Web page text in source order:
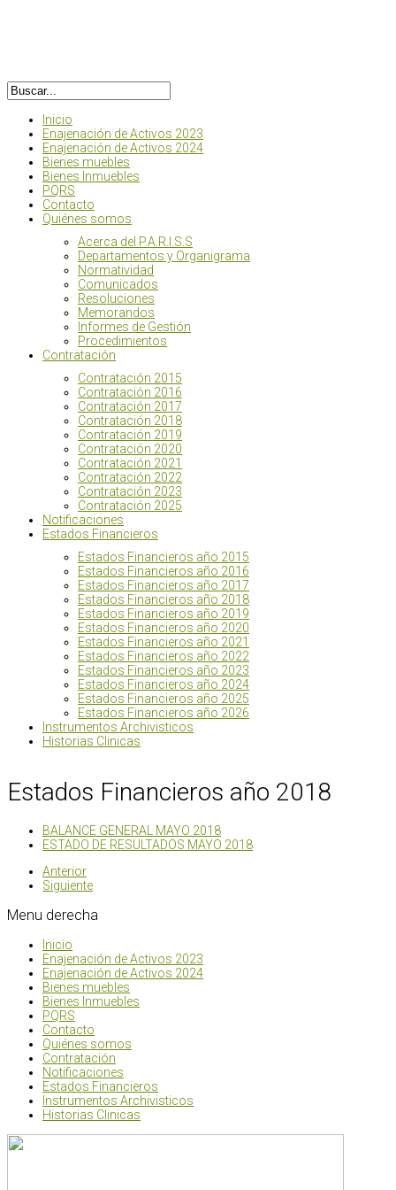
Inicio
Enajenación de Activos 2023
Enajenación de Activos 2024
Bienes muebles
Bienes Inmuebles
PQRS
Contacto
Quiénes somos
Acerca del P.A.R.I.S.S
Departamentos y Organigrama
Normatividad
Comunicados
Resoluciones
Memorandos
Informes de Gestión
Procedimientos
Contratación
Contratación 2015
Contratación 2016
Contratación 2017
Contratación 2018
Contratación 2019
Contratación 2020
Contratación 2021
Contratación 2022
Contratación 2023
Contratación 2025
Notificaciones
Estados Financieros
Estados Financieros año 2015
Estados Financieros año 2016
Estados Financieros año 2017
Estados Financieros año 2018
Estados Financieros año 2019
Estados Financieros año 2020
Estados Financieros año 2021
Estados Financieros año 2022
Estados Financieros año 2023
Estados Financieros año 2024
Estados Financieros año 2025
Estados Financieros año 2026
Instrumentos Archivisticos
Historias Clinicas
Estados Financieros año 2018
BALANCE GENERAL MAYO 2018
ESTADO DE RESULTADOS MAYO 2018
Anterior
Siguiente
Menu derecha
Inicio
Enajenación de Activos 2023
Enajenación de Activos 2024
Bienes muebles
Bienes Inmuebles
PQRS
Contacto
Quiénes somos
Contratación
Notificaciones
Estados Financieros
Instrumentos Archivisticos
Historias Clinicas